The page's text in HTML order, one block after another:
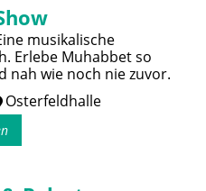
musikalische
Erlebe Muhabbet so
nah wie noch nie zuvor.
Osterfeldhalle